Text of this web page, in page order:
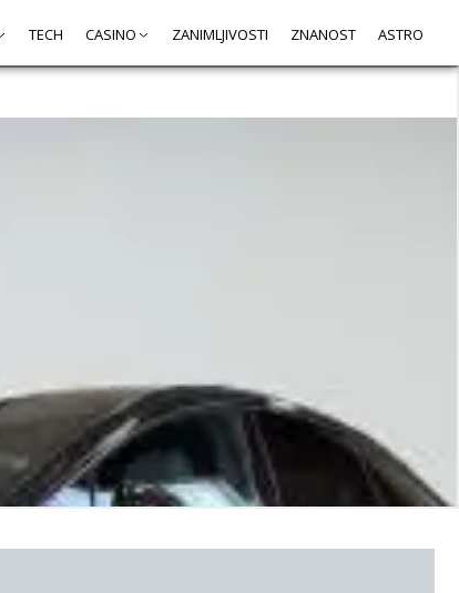
TECH CASINO ZANIMLJIVOSTI ZNANOST ASTRO